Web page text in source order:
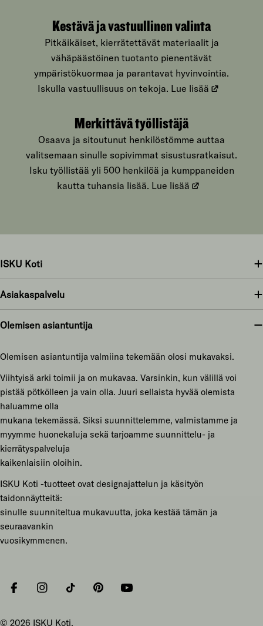
Kestävä ja vastuullinen valinta
Pitkäikäiset, kierrätettävät materiaalit ja
vähäpäästöinen tuotanto pienentävät
ympäristökuormaa ja parantavat hyvinvointia.
Iskulla vastuullisuus on tekoja. Lue lisää
Merkittävä työllistäjä
Osaava ja sitoutunut henkilöstömme auttaa
valitsemaan sinulle sopivimmat sisustusratkaisut.
Isku työllistää yli 500 henkilöä ja kumppaneiden
kautta tuhansia lisää. Lue lisää
ISKU Koti
Asiakaspalvelu
Olemisen asiantuntija
Olemisen asiantuntija valmiina tekemään olosi mukavaksi.
Viihtyisä arki toimii ja on mukavaa. Varsinkin, kun välillä voi
pistää pötkölleen ja vain olla. Juuri sellaista hyvää olemista
haluamme olla
mukana tekemässä. Siksi suunnittelemme, valmistamme ja
myymme huonekaluja sekä tarjoamme suunnittelu- ja
kierrätyspalveluja
kaikenlaisiin oloihin.
ISKU Koti -tuotteet ovat designajattelun ja käsityön
taidonnäytteitä:
sinulle suunniteltua mukavuutta, joka kestää tämän ja
seuraavankin
vuosikymmenen.
FacebookInstagramTiktok PinterestYouTube
© 2026 ISKU Koti.